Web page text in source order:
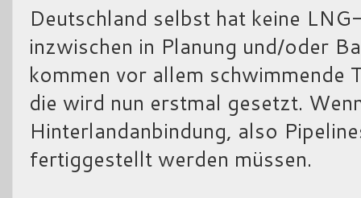
Deutschland selbst hat keine
inzwischen in Planung und/oder
kommen vor allem schwimmende
die wird nun erstmal gesetzt.
Hinterlandanbindung, also
fertiggestellt werden müssen.